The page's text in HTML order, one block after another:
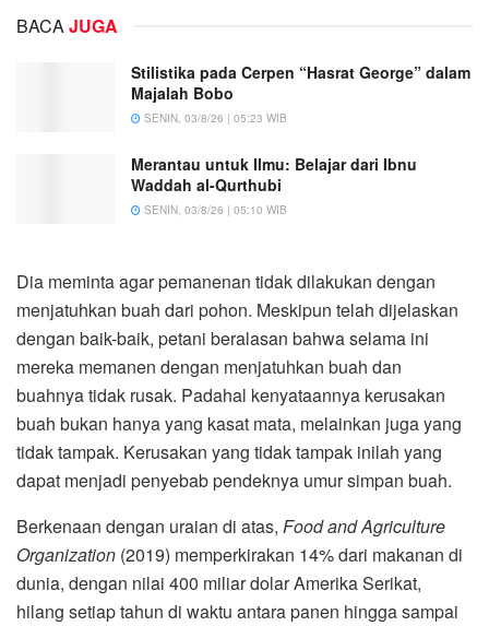
BACAJUGA
Stilistika pada Cerpen “Hasrat George” dalam
Majalah Bobo
SENIN, 03/8/26 | 05:23 WIB
Merantau untuk Ilmu: Belajar dari Ibnu
Waddah al-Qurthubi
SENIN, 03/8/26 | 05:10 WIB
Dia meminta agar pemanenan tidak dilakukan dengan
menjatuhkan buah dari pohon. Meskipun telah dijelaskan
dengan baik-baik, petani beralasan bahwa selama ini
mereka memanen dengan menjatuhkan buah dan
buahnya tidak rusak. Padahal kenyataannya kerusakan
buah bukan hanya yang kasat mata, melainkan juga yang
tidak tampak. Kerusakan yang tidak tampak inilah yang
dapat menjadi penyebab pendeknya umur simpan buah.
Berkenaan dengan uraian di atas, Food and Agriculture
Organization (2019) memperkirakan 14% dari makanan di
dunia, dengan nilai 400 miliar dolar Amerika Serikat,
hilang setiap tahun di waktu antara panen hingga sampai